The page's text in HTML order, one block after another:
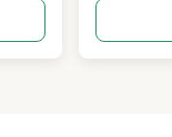
잘
지원
서
과하는 잎
다. 1 설계